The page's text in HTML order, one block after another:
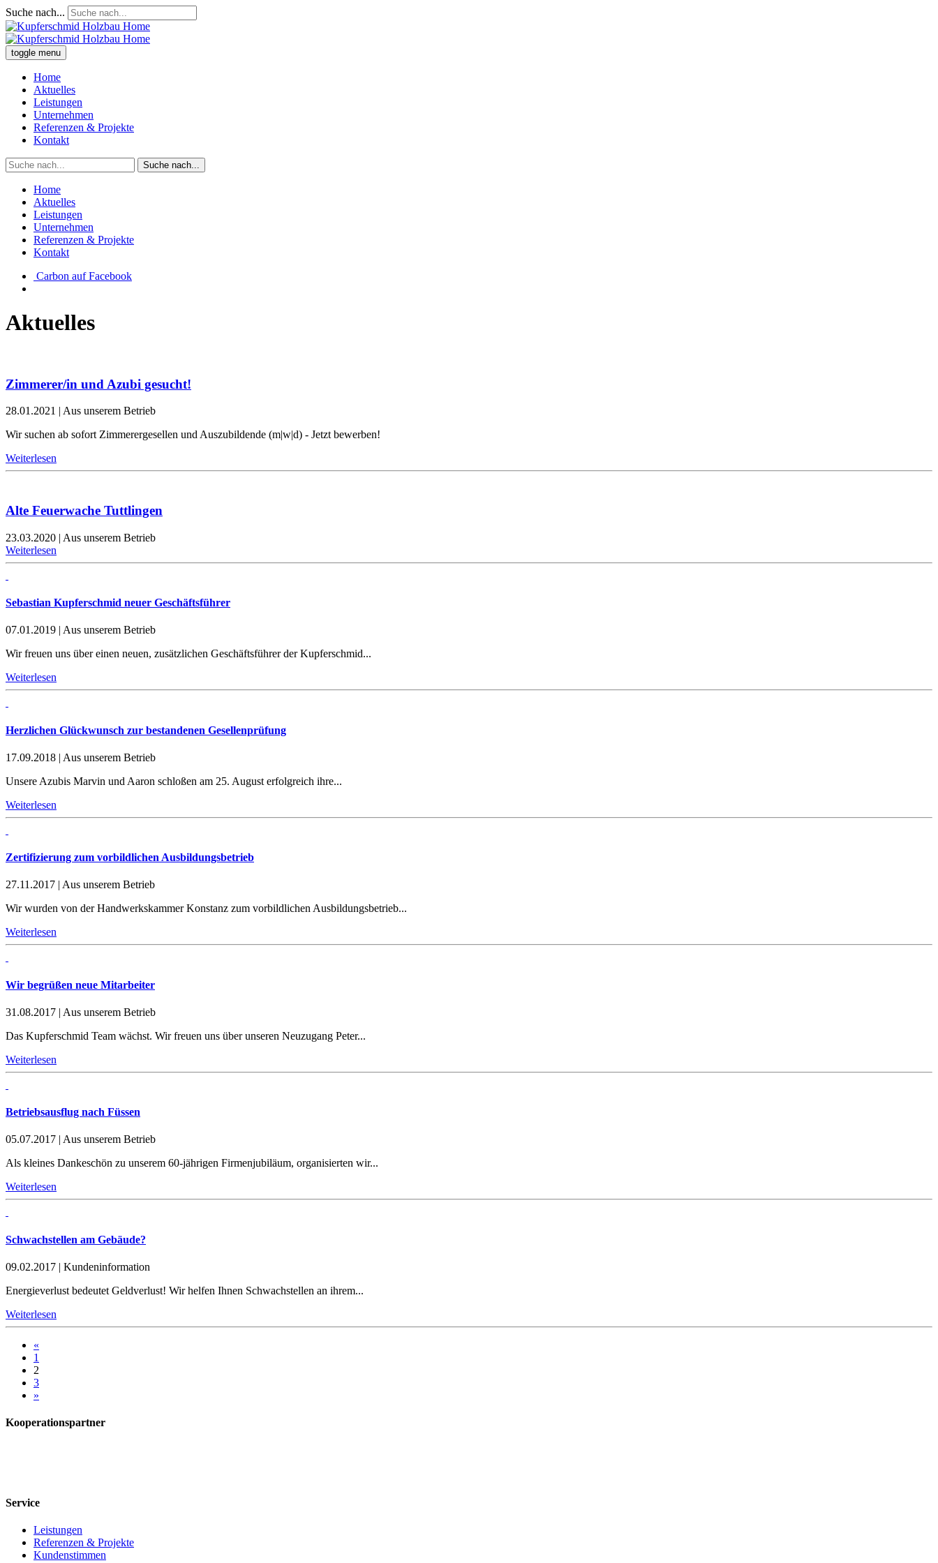
Suche nach...
toggle menu
Home
Aktuelles
Leistungen
Unternehmen
Referenzen & Projekte
Kontakt
Suche nach...
Home
Aktuelles
Leistungen
Unternehmen
Referenzen & Projekte
Kontakt
Carbon auf Facebook
Aktuelles
Zimmerer/in und Azubi gesucht!
28.01.2021 | Aus unserem Betrieb
Wir suchen ab sofort Zimmerergesellen und Auszubildende (m|w|d) - Jetzt bewerben!
Weiterlesen
Alte Feuerwache Tuttlingen
23.03.2020 | Aus unserem Betrieb
Weiterlesen
Sebastian Kupferschmid neuer Geschäftsführer
07.01.2019 | Aus unserem Betrieb
Wir freuen uns über einen neuen, zusätzlichen Geschäftsführer der Kupferschmid...
Weiterlesen
Herzlichen Glückwunsch zur bestandenen Gesellenprüfung
17.09.2018 | Aus unserem Betrieb
Unsere Azubis Marvin und Aaron schloßen am 25. August erfolgreich ihre...
Weiterlesen
Zertifizierung zum vorbildlichen Ausbildungsbetrieb
27.11.2017 | Aus unserem Betrieb
Wir wurden von der Handwerkskammer Konstanz zum vorbildlichen Ausbildungsbetrieb...
Weiterlesen
Wir begrüßen neue Mitarbeiter
31.08.2017 | Aus unserem Betrieb
Das Kupferschmid Team wächst. Wir freuen uns über unseren Neuzugang Peter...
Weiterlesen
Betriebsausflug nach Füssen
05.07.2017 | Aus unserem Betrieb
Als kleines Dankeschön zu unserem 60-jährigen Firmenjubiläum, organisierten wir...
Weiterlesen
Schwachstellen am Gebäude?
09.02.2017 | Kundeninformation
Energieverlust bedeutet Geldverlust! Wir helfen Ihnen Schwachstellen an ihrem...
Weiterlesen
«
1
2
3
»
Kooperationspartner
Service
Leistungen
Referenzen & Projekte
Kundenstimmen